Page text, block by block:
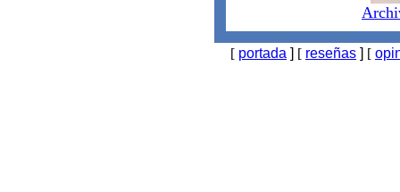
[ portada ] [ reseñas ] [